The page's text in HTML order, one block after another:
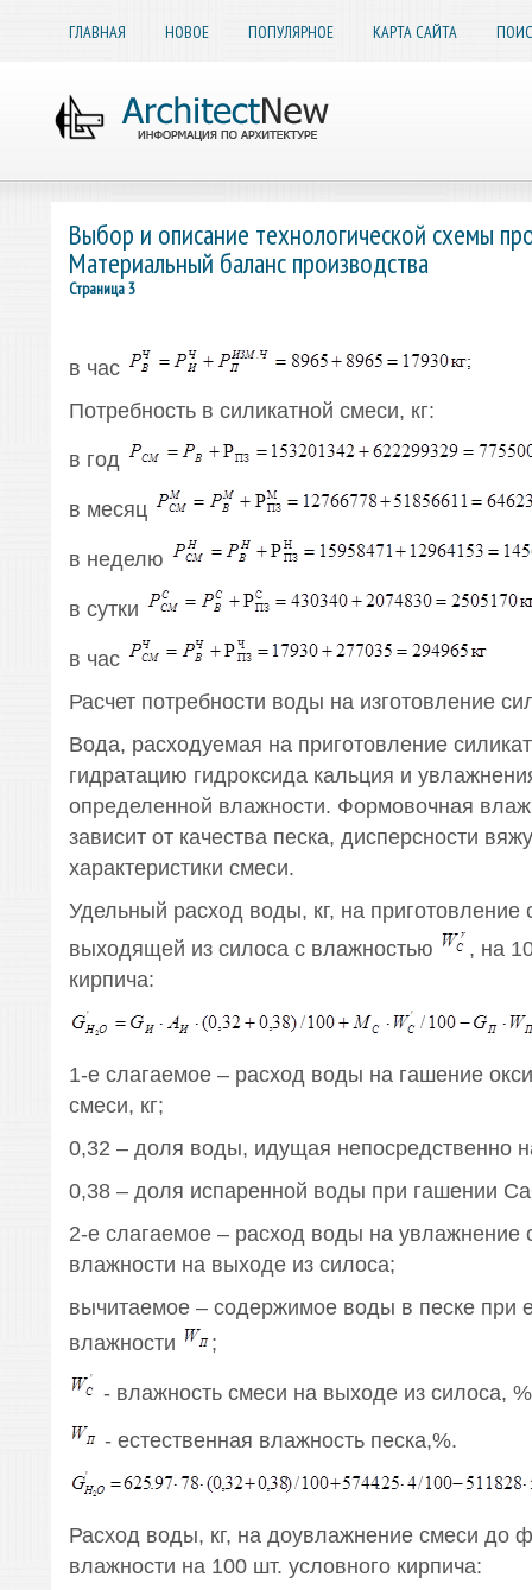
ГЛАВНАЯ НОВОЕ ПОПУЛЯРНОЕ КАРТА САЙТА
Выбор и описание технологической схемы
Материальный баланс производства
Страница 3
в час
Потребность в силикатной смеси, кг:
в год
в месяц
в неделю
в сутки
в час
Расчет потребности воды на изготовление
Вода, расходуемая на приготовление
гидратацию гидроксида кальция и
определенной влажности. Формовочная
зависит от качества песка, дисперсности
характеристики смеси.
Удельный расход воды, кг, на приготовление
выходящей из силоса с влажностью
, на
кирпича:
1-е слагаемое – расход воды на гашение
смеси, кг;
0,32 – доля воды, идущая непосредственно
0,38 – доля испаренной воды при гашении
2-е слагаемое – расход воды на увлажнение
влажности на выходе из силоса;
вычитаемое – содержимое воды в песке при
влажности
;
- влажность смеси на выходе из силоса,
- естественная влажность песка,%.
Расход воды, кг, на доувлажнение смеси до
влажности на 100 шт. условного кирпича: